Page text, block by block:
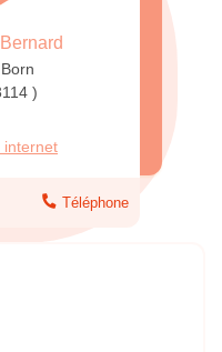
Bernard
)
internet
Téléphone